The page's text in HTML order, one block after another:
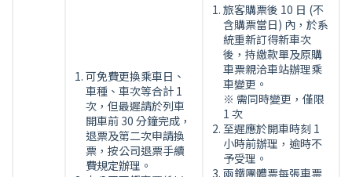
可免費更換乘車日、
車種、車次等合計 1
次，但最遲請於列車
開車前 30 分鐘完成，
退票及第二次申請換
票，按公司退票手續
費規定辦理。
旅客購票後 10 日 (不
含購票當日) 內，於系
統重新訂得新車次
後，持繳款單及原購
車票親洽車站辦理乘
車變更。
※ 需同時變更，僅限
1 次
至遲應於開車時刻 1
小時前辦理，逾時不
予受理。
兩鐵團體票每張車票